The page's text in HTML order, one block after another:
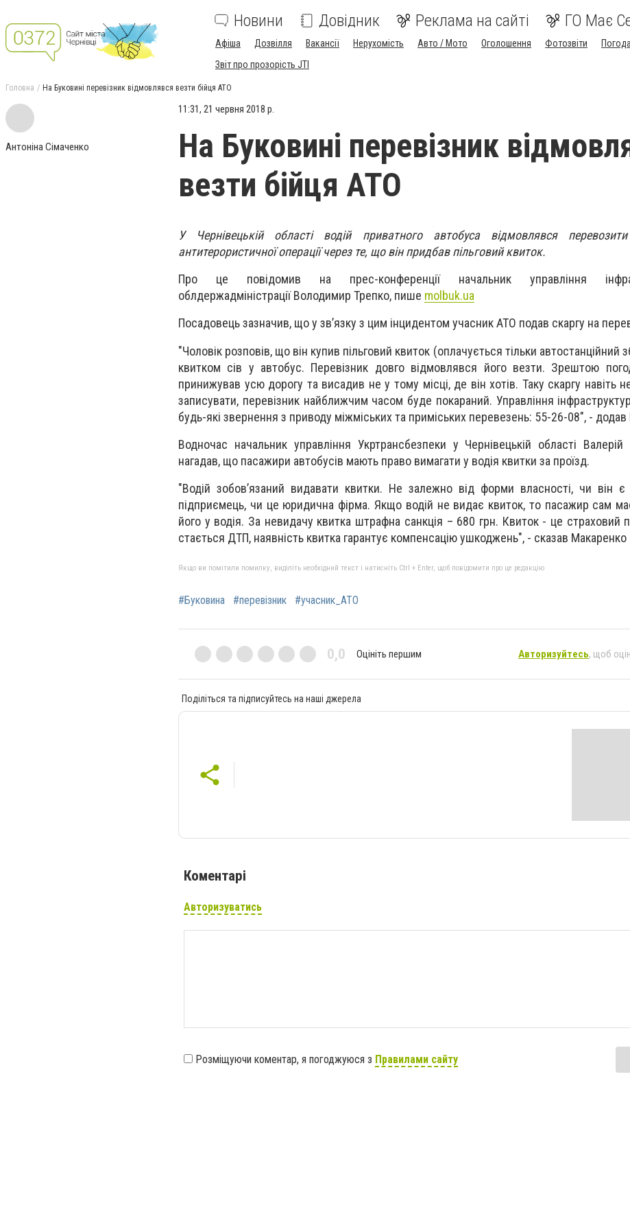
Новини Довідник Реклама на сайті ГО Має
Афіша Дозвілля Вакансії Нерухомість Авто / Мото Оголошення Фотозвіти
Погода
Звіт про прозорість JTI
Головна На Буковині перевізник відмовлявся везти бійця АТО
Антоніна Сімаченко
11:31, 21 червня 2018 р.
На Буковині перевізник
везти бійця АТО
У Чернівецькій області водій приватного автобуса відмовлявся
антитерористичної операції через те, що він придбав пільговий квиток.
Про це повідомив на прес-конференції начальник управління
облдержадміністрації Володимир Трепко, пише molbuk.ua
Посадовець зазначив, що у зв’язку з цим інцидентом учасник АТО подав скаргу на
"Чоловік розповів, що він купив пільговий квиток (оплачується тільки автостанційний
квитком сів у автобус. Перевізник довго відмовлявся його везти. Зрештою
принижував усю дорогу та висадив не у тому місці, де він хотів. Таку скаргу навіть
записувати, перевізник найближчим часом буде покараний. Управління
будь-які звернення з приводу міжміських та приміських перевезень: 55-26-08", - додав
Водночас начальник управління Укртрансбезпеки у Чернівецькій області
нагадав, що пасажири автобусів мають право вимагати у водія квитки за проїзд.
"Водій зобов’язаний видавати квитки. Не залежно від форми власності, чи він є
підприємець, чи це юридична фірма. Якщо водій не видає квиток, то пасажир сам
його у водія. За невидачу квитка штрафна санкція – 680 грн. Квиток - це страховий
стається ДТП, наявність квитка гарантує компенсацію ушкоджень", - сказав Макаренко
Якщо ви помітили помилку, виділіть необхідний текст і натисніть Ctrl + Enter, щоб повідомити про це редакцію
#Буковина #перевізник #учасник_АТО
0,0 Оцініть першим Авторизуйтесь, щоб
Поділіться та підписуйтесь на наші джерела
Коментарі
Авторизуватись
Розміщуючи коментар, я погоджуюся з Правилами сайту